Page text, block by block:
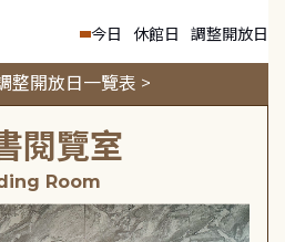
今日 休館日 調整開放日
整開放日一覽表 >
閱覽室
Room